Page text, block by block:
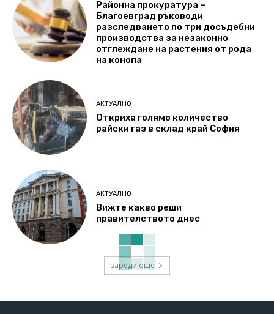
Районна прокуратура –
Благоевград ръководи
разследването по три досъдебни
производства за незаконно
отглеждане на растения от рода
на конопа
АКТУАЛНО
Откриха голямо количество
райски газ в склад край София
АКТУАЛНО
Вижте какво реши
правителството днес
зареди още